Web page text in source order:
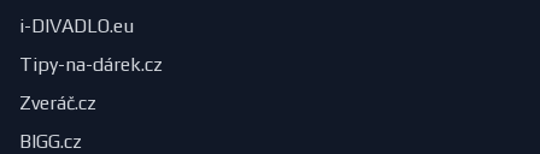
i-DIVADLO.eu
Tipy-na-dárek.cz
Zveráč.cz
BIGG.cz